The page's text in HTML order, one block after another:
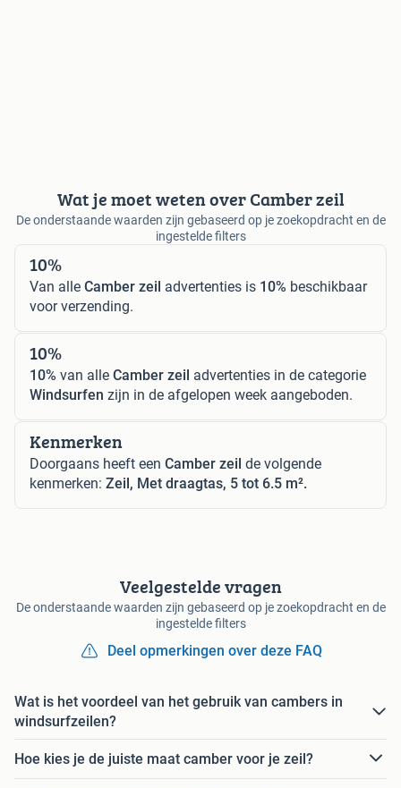
Wat je moet weten over Camber zeil
De onderstaande waarden zijn gebaseerd op je zoekopdracht en de
ingestelde filters
10%
Van alle Camber zeil advertenties is 10% beschikbaar
voor verzending.
10%
10% van alle Camber zeil advertenties in de categorie
Windsurfen zijn in de afgelopen week aangeboden.
Kenmerken
Doorgaans heeft een Camber zeil de volgende
kenmerken: Zeil, Met draagtas, 5 tot 6.5 m².
Veelgestelde vragen
De onderstaande waarden zijn gebaseerd op je zoekopdracht en de
ingestelde filters
Deel opmerkingen over deze FAQ
Wat is het voordeel van het gebruik van cambers in
windsurfzeilen?
Hoe kies je de juiste maat camber voor je zeil?